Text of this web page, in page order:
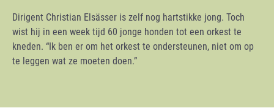
Dirigent Christian Elsässer is zelf nog hartstikke jong. Toch
wist hij in een week tijd 60 jonge honden tot een orkest te
kneden. “Ik ben er om het orkest te ondersteunen, niet om op
te leggen wat ze moeten doen.”